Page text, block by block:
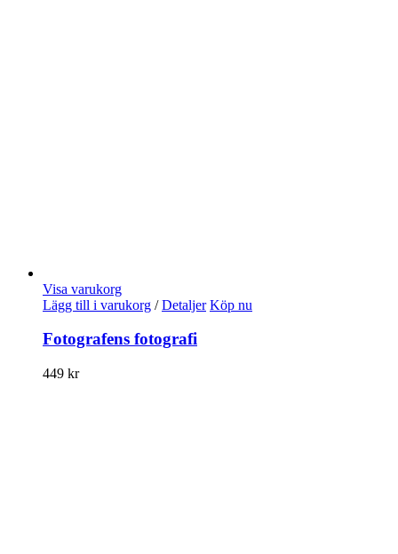
Visa varukorg
Lägg till i varukorg / Detaljer Köp nu
Fotografens fotografi
449 kr